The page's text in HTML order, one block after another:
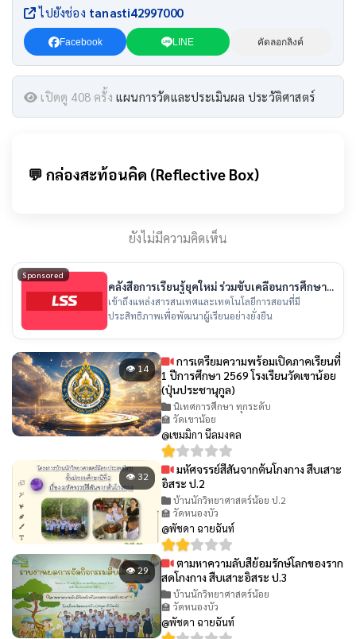
ไปยังช่อง tanasti42997000
Facebook LINE คัดลอกลิงค์
เปิดดู 408 ครั้ง แผนการวัดและประเมินผล ประวัติศาสตร์
💬 กล่องสะท้อนคิด (Reflective Box)
ยังไม่มีความคิดเห็น
Sponsored
คลังสื่อการเรียนรู้ยุคใหม่ ร่วมขับเคลื่อนการศึกษา
ไทย
เข้าถึงแหล่งสารสนเทศและเทคโนโลยีการสอนที่มี
ประสิทธิภาพเพื่อพัฒนาผู้เรียนอย่างยั่งยืน
👁 14
การเตรียมความพร้อมเปิดภาคเรียนที่
1 ปีการศึกษา 2569 โรงเรียนวัดเขาน้อย
(ปุ่นประชานุกูล)
นิเทศการศึกษา ทุกระดับ
🏫 วัดเขาน้อย
@เขมมิกา นีลมงคล
👁 32
มหัศจรรย์สีสันจากต้นโกงกาง สืบเสาะ
อิสระ ป.2
บ้านนักวิทยาศาสตร์น้อย ป.2
🏫 วัดหนองบัว
@พัชดา ฉายฉันท์
👁 29
ตามหาความลับสีย้อมรักษ์โลกของราก
สดโกงกาง สืบเสาะอิสระ ป.3
บ้านนักวิทยาศาสตร์น้อย
🏫 วัดหนองบัว
@พัชดา ฉายฉันท์